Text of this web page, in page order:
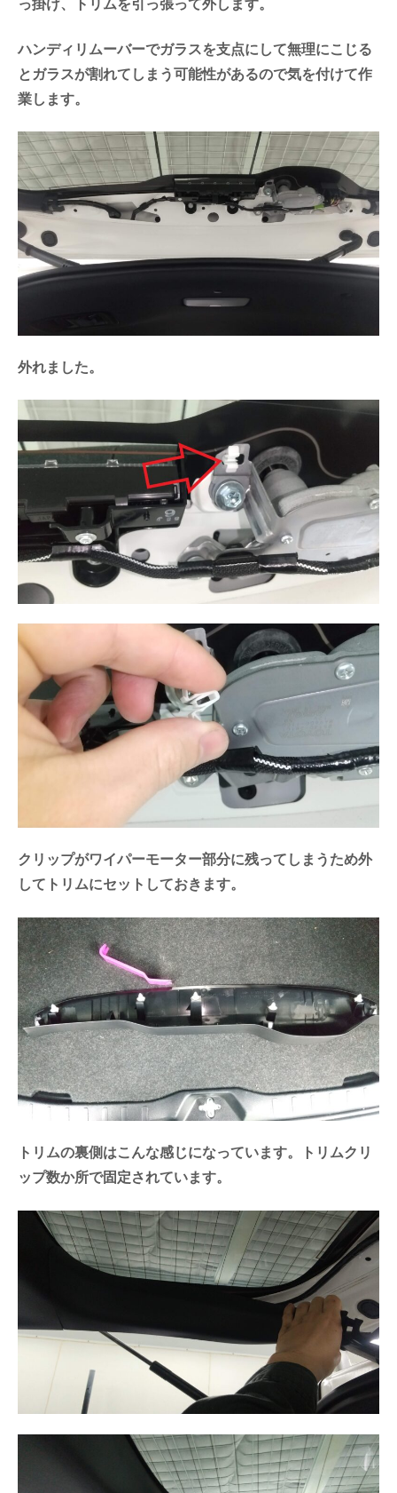
っ掛け、トリムを引っ張って外します。
ハンディリムーバーでガラスを支点にして無理にこじる
とガラスが割れてしまう可能性があるので気を付けて作
業します。
外れました。
クリップがワイパーモーター部分に残ってしまうため外
してトリムにセットしておきます。
トリムの裏側はこんな感じになっています。トリムクリ
ップ数か所で固定されています。